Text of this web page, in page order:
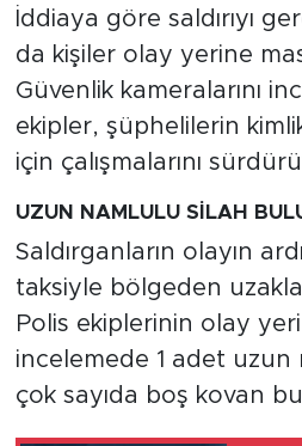
İddiaya göre saldırıyı
da kişiler olay yerine
Güvenlik kameralarını
ekipler, şüphelilerin
için çalışmalarını
UZUN NAMLULU SİLAH
Saldırganların olayın
taksiyle bölgeden
Polis ekiplerinin olay
incelemede 1 adet uzun
çok sayıda boş kovan